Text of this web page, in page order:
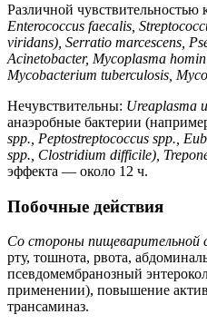
Различной чувствительностью
Enterococcus faecalis,
viridans), Serratio marcescens,
Acinetobacter, Mycoplasma
Mycobacterium tuberculosis,
Нечувствительны: Ureaplasma
анаэробные бактерии
spp., Peptostreptococcus spp.,
spp., Clostridium difficile),
эффекта — около 12 ч.
Побочные действия
Со стороны пищеварительной
рту, тошнота, рвота,
псевдомембранозный
применении), повышение
трансаминаз.